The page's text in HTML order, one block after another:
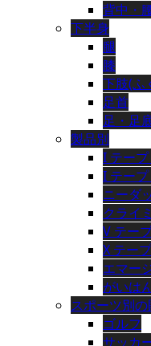
背中・
下半身
腿
膝
下肢(ふ
足首
足・足
製品別
I テー
I テー
ニーダ
クライ
V テー
X テープ
エマー
がいは
スポーツ別
ゴルフ
サッカ